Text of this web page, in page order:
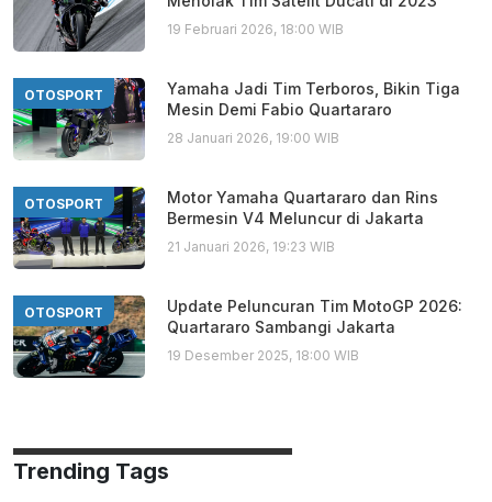
19 Februari 2026, 18:00 WIB
OTOSPORT
Yamaha Jadi Tim Terboros, Bikin Tiga
Mesin Demi Fabio Quartararo
28 Januari 2026, 19:00 WIB
OTOSPORT
Motor Yamaha Quartararo dan Rins
Bermesin V4 Meluncur di Jakarta
21 Januari 2026, 19:23 WIB
OTOSPORT
Update Peluncuran Tim MotoGP 2026:
Quartararo Sambangi Jakarta
19 Desember 2025, 18:00 WIB
Trending Tags